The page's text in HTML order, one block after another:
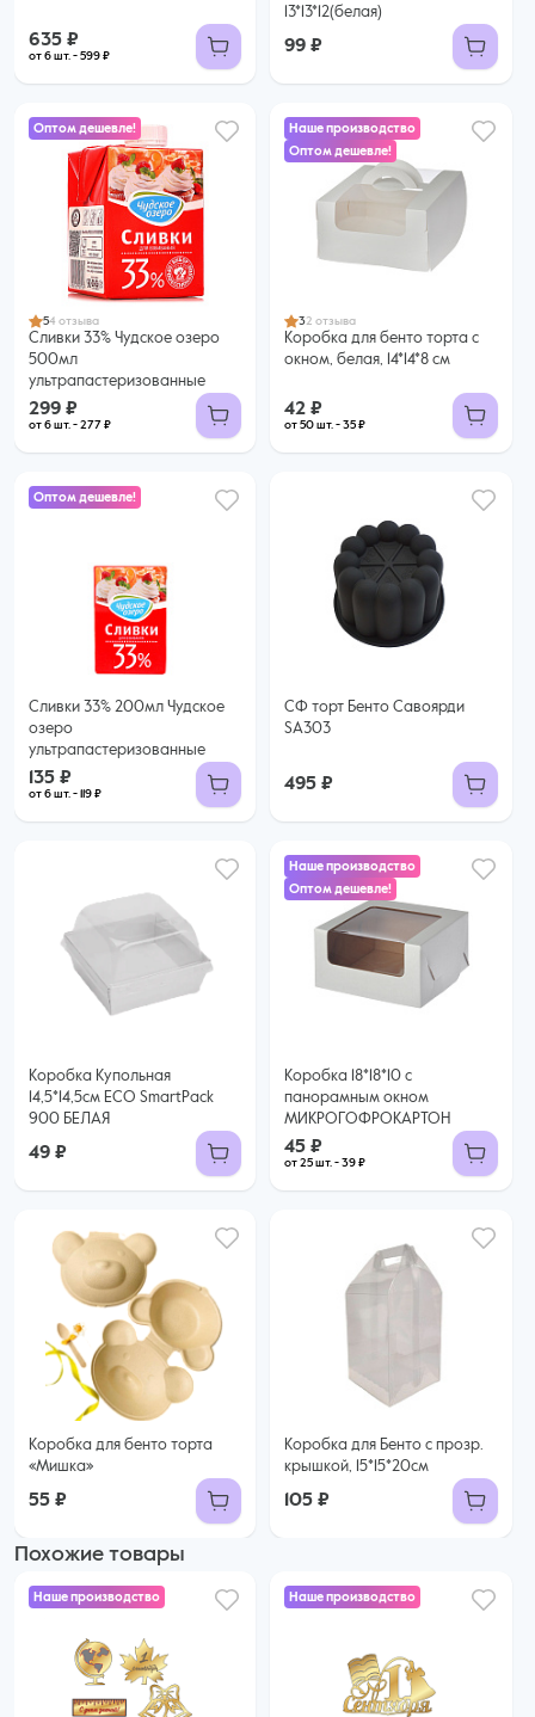
635 ₽
от 6 шт. - 599 ₽
13*13*12(белая)
99 ₽
Оптом дешевле!
54 отзыва
Сливки 33% Чудское озеро
500мл
ультрапастеризованные
299 ₽
от 6 шт. - 277 ₽
299 ₽
277 ₽ за шт. при заказе от 6 шт.
Купить оптом
Наше производство
Оптом дешевле!
32 отзыва
Коробка для бенто торта с
окном, белая, 14*14*8 см
42 ₽
от 50 шт. - 35 ₽
42 ₽
35 ₽ за шт. при заказе от 50 шт.
Купить оптом
Оптом дешевле!
Сливки 33% 200мл Чудское
озеро
ультрапастеризованные
135 ₽
от 6 шт. - 119 ₽
135 ₽
119 ₽ за шт. при заказе от 6 шт.
Купить оптом
СФ торт Бенто Савоярди
SA303
495 ₽
Коробка Купольная
14,5*14,5см ECO SmartPack
900 БЕЛАЯ
49 ₽
Наше производство
Оптом дешевле!
Коробка 18*18*10 с
панорамным окном
МИКРОГОФРОКАРТОН
45 ₽
от 25 шт. - 39 ₽
45 ₽
39 ₽ за шт. при заказе от 25 шт.
Купить оптом
Коробка для бенто торта
«Мишка»
55 ₽
Коробка для Бенто с прозр.
крышкой, 15*15*20см
105 ₽
Похожие товары
Наше производство Наше производство